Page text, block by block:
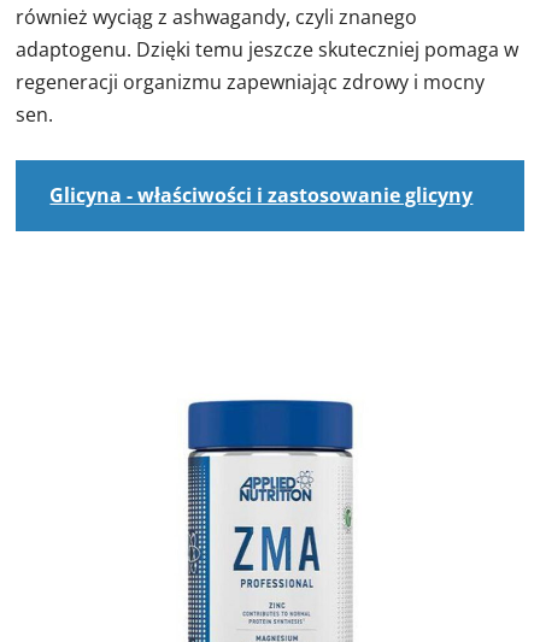
również wyciąg z ashwagandy, czyli znanego
adaptogenu. Dzięki temu jeszcze skuteczniej pomaga w
regeneracji organizmu zapewniając zdrowy i mocny
sen.
Glicyna - właściwości i zastosowanie glicyny